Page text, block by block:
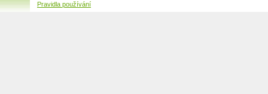
Pravidla používání